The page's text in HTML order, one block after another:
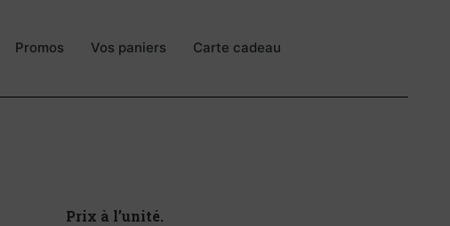
Promos Vos paniers Carte cadeau
Prix à l’unité.